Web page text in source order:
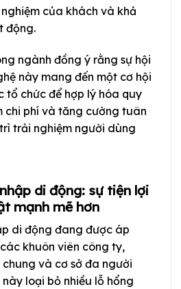
của khách và khả
động.
ngành đồng ý rằng sự hội
này mang đến một cơ hội
tổ chức để hợp lý hóa quy
chi phí và tăng cường tuân
trải nghiệm người dùng
di động: sự tiện lợi
mạnh mẽ hơn
di động đang được áp
khuôn viên công ty,
và cơ sở đa người
loại bỏ nhiều lỗ hổng